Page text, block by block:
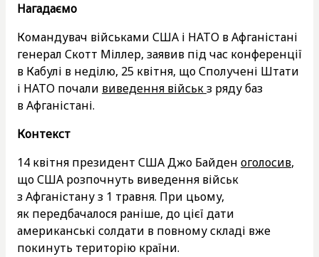
Нагадаємо
Командувач військами США і НАТО в Афганістані
генерал Скотт Міллер, заявив під час конференції
в Кабулі в неділю, 25 квітня, що Сполучені Штати
і НАТО почали виведення військз ряду баз
в Афганістані.
Контекст
14 квітня президент США Джо Байден оголосив,
що США розпочнуть виведення військ
з Афганістану з 1 травня. При цьому,
як передбачалося раніше, до цієї дати
американські солдати в повному складі вже
покинуть територію країни.